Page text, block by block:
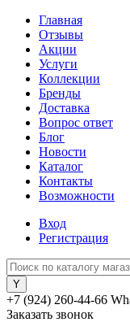
Главная
Отзывы
Акции
Услуги
Коллекции
Бренды
Доставка
Вопрос ответ
Блог
Новости
Каталог
Контакты
Возможности
Вход
Регистрация
+7 (924) 260-44-66
Заказать звонок